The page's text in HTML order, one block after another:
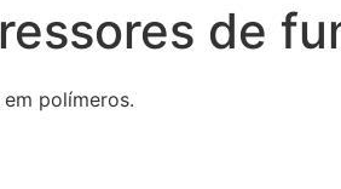
de
polímeros.